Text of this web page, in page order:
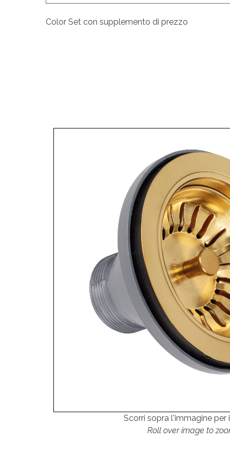
Color Set con supplemento di prezzo
Scorri sopra l'immagine per
Roll over image to